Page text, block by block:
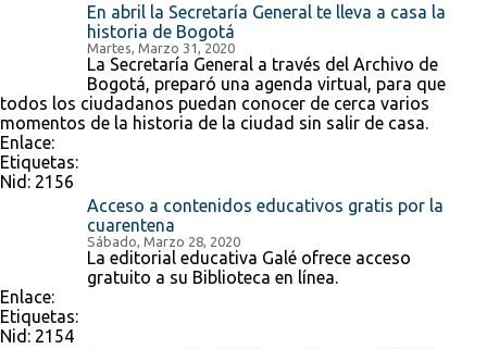
En abril la Secretaría General te lleva a casa la
historia de Bogotá
Martes, Marzo 31, 2020
La Secretaría General a través del Archivo de
Bogotá, preparó una agenda virtual, para que
todos los ciudadanos puedan conocer de cerca varios
momentos de la historia de la ciudad sin salir de casa.
Enlace:
Etiquetas:
Nid: 2156
Acceso a contenidos educativos gratis por la
cuarentena
Sábado, Marzo 28, 2020
La editorial educativa Galé ofrece acceso
gratuito a su Biblioteca en línea.
Enlace:
Etiquetas:
Nid: 2154